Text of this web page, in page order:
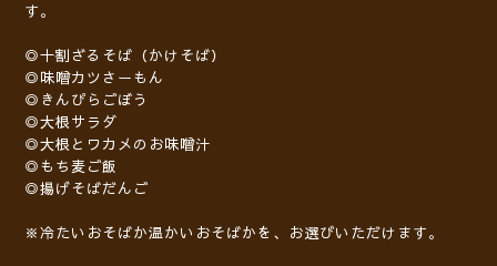
す。
◎十割ざるそば（かけそば）
◎味噌カツさーもん
◎きんぴらごぼう
◎大根サラダ
◎大根とワカメのお味噌汁
◎もち麦ご飯
◎揚げそばだんご
※冷たいおそばか温かいおそばかを、お選びいただけます。